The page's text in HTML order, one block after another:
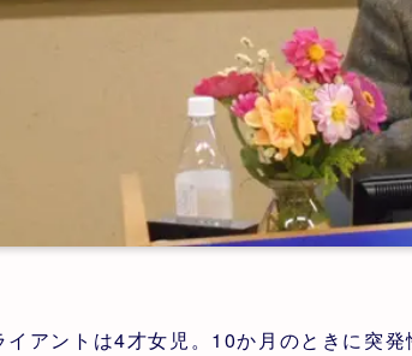
イアントは4才女児。10か月のときに突